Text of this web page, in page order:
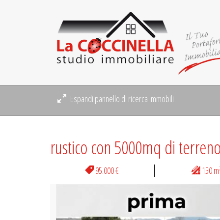
Espandi pannello di ricerca immobili
rustico con 5000mq di
95.000 € 150 m